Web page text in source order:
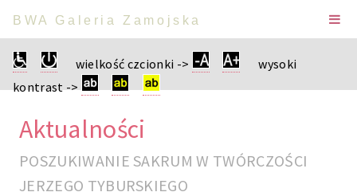
BWA Galeria Zamojska
wielkość czcionki ->
wysoki
kontrast ->
Aktualności
POSZUKIWANIE SAKRUM W TWÓRCZOŚCI
JERZEGO TYBURSKIEGO